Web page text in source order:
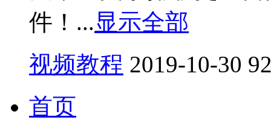
件！...显示全部
视频教程 2019-10-30
首页